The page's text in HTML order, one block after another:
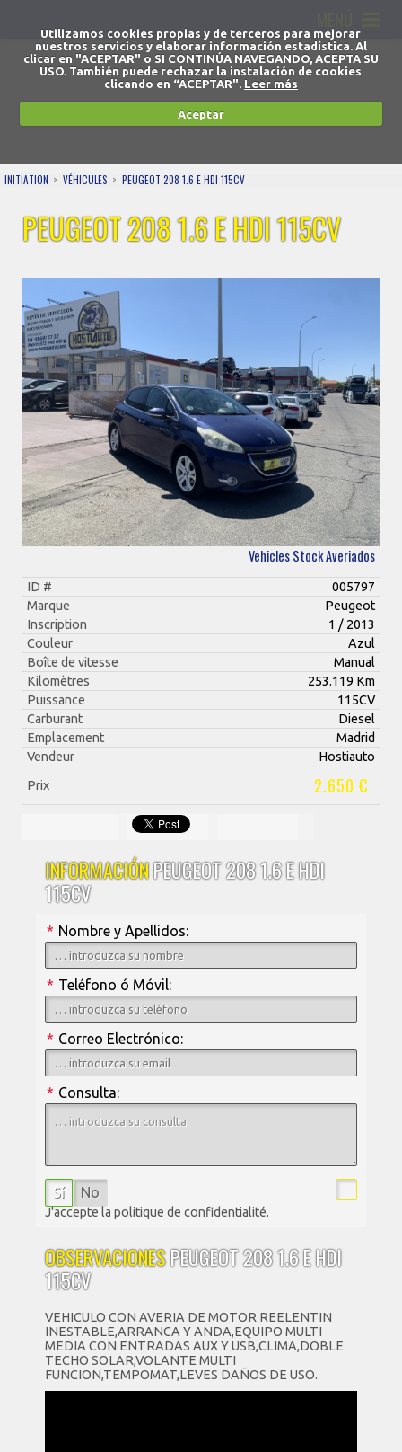
Utilizamos cookies propias y de terceros para mejorar
nuestros servicios y elaborar información estadística. Al
clicar en "ACEPTAR" o SI CONTINÚA NAVEGANDO, ACEPTA SU
USO. También puede rechazar la instalación de cookies
clicando en “ACEPTAR". Leer más
Aceptar
INITIATION VÉHICULES PEUGEOT 208 1.6 E HDI 115CV
PEUGEOT 208 1.6 E HDI 115CV
Vehicles Stock Averiados
ID #
005797
Marque
Peugeot
Inscription
1 / 2013
Couleur
Azul
Boîte de vitesse
Manual
Kilomètres
253.119 Km
Puissance
115CV
Carburant
Diesel
Emplacement
Madrid
Vendeur
Hostiauto
Prix
2.650 €
INFORMACIÓNPEUGEOT 208 1.6 E HDI
115CV
Nombre y Apellidos:
*
Teléfono ó Móvil:
*
Correo Electrónico:
*
Consulta:
*
Sí No
J'accepte la politique de confidentialité.
OBSERVACIONESPEUGEOT 208 1.6 E HDI
115CV
VEHICULO CON AVERIA DE MOTOR REELENTIN
INESTABLE,ARRANCA Y ANDA,EQUIPO MULTI
MEDIA CON ENTRADAS AUX Y USB,CLIMA,DOBLE
TECHO SOLAR,VOLANTE MULTI
FUNCION,TEMPOMAT,LEVES DAÑOS DE USO.